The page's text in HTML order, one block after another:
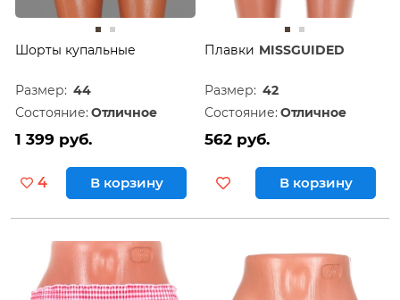
Шорты купальные
Размер: 44
Состояние: Отличное
1 399 руб.
4 В корзину
Плавки MISSGUIDED
Размер: 42
Состояние: Отличное
562 руб.
В корзину